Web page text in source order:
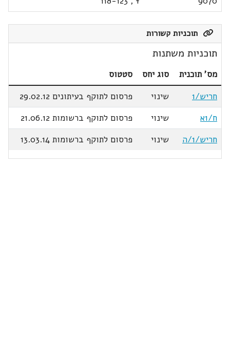
תוכניות קשורות
תוכניות משתנות
מס' תוכנית סוג יחס
סטטוס
חריש/1
שינוי
פרסום לתוקף בעיתונים 29.02.12
ח/1א
שינוי
פרסום לתוקף ברשומות 21.06.12
חריש/1/ה
שינוי פרסום לתוקף ברשומות 13.03.14